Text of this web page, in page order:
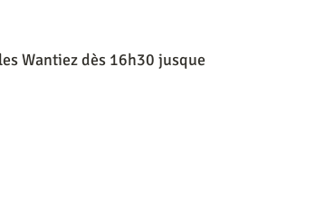
Wantiez dès 16h30 jusque